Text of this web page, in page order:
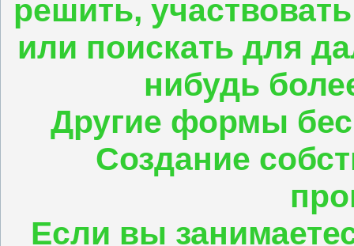
решить,
или поискать для
нибудь
Другие формы
Создание
Если вы